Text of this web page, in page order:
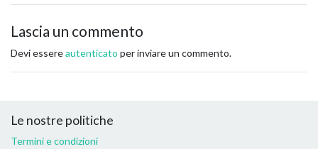
Lascia un commento
Devi essereautenticato per inviare un commento.
Le nostre politiche
Termini e condizioni